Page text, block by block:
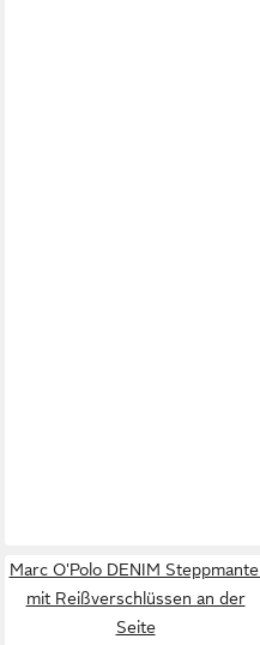
Marc O'Polo DENIM Steppmantel
mit Reißverschlüssen an der
Seite